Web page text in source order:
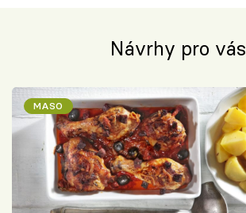
Návrhy pro vás
MASO